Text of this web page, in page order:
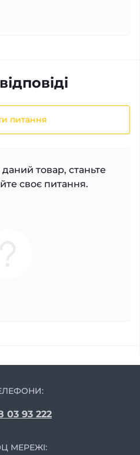
питання
товар, станьте
своє питання.
03 93 222
МЕРЕЖІ: